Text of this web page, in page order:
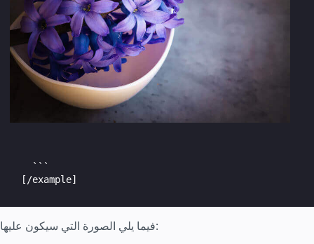
    ```
  [/example]
فيما يلي الصورة التي سيكون عليها: